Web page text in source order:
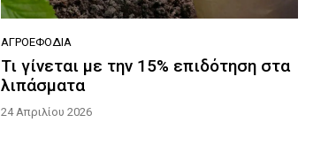
ΑΓΡΟΕΦΌΔΙΑ
Τι γίνεται με την 15% επιδότηση στα
λιπάσματα
24 Απριλίου 2026